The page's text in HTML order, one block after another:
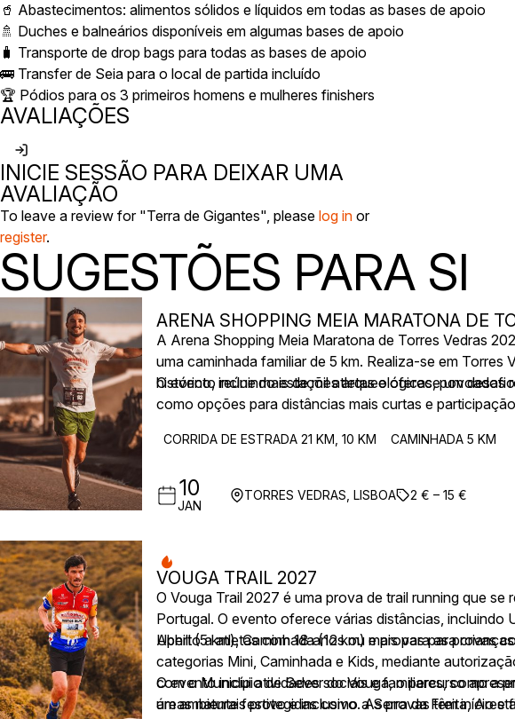
🥤 Abastecimentos: alimentos sólidos e líquidos em todas as bases de apoio
🚿 Duches e balneários disponíveis em algumas bases de apoio
🧳 Transporte de drop bags para todas as bases de apoio
🚌 Transfer de Seia para o local de partida incluído
🏆 Pódios para os 3 primeiros homens e mulheres finishers
AVALIAÇÕES
INICIE SESSÃO PARA DEIXAR UMA
AVALIAÇÃO
To leave a review for "Terra de Gigantes", please log in or
register.
SUGESTÕES PARA SI
ARENA SHOPPING MEIA MARATONA DE
A Arena Shopping Meia Maratona de Torres Vedras
uma caminhada familiar de 5 km. Realiza-se em Torres
histórico, incluindo estações arqueológicas, povoados
O evento reúne mais de mil atletas e oferece um
como opções para distâncias mais curtas e
CORRIDA DE ESTRADA 21 KM, 10 KM CAMINHADA 5 KM
10
JAN
TORRES VEDRAS, LISBOA 2 € – 15 €
VOUGA TRAIL 2027
O Vouga Trail 2027 é uma prova de trail running que
Portugal. O evento oferece várias distâncias, incluindo
Uphill (5 km), Caminhada (12 km) e provas para
Aberto a atletas com 18 anos ou mais para as provas
categorias Mini, Caminhada e Kids, mediante
com o Município de Sever do Vouga, o percurso
áreas naturais protegidas como a Serra da Freita,
O evento inclui atividades sociais e familiares, como a
um ambiente festivo e inclusivo. As provas têm início e